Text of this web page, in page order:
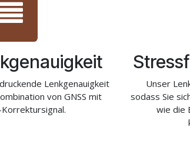
Lenkgenauigkeit
von GNSS mit
Unser
sodass Sie
wie die